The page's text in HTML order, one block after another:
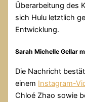
Überarbeitung des
sich Hulu letztlich
Entwicklung.
Sarah Michelle Gellar
Die Nachricht
einem Instagram-
Chloé Zhao sowie